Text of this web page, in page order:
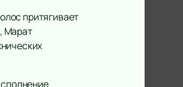
притягивает
Марат